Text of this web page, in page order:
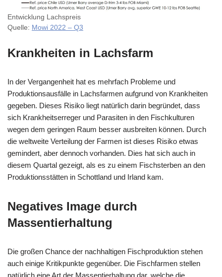
Entwicklung Lachspreis
Quelle: Mowi 2022 – Q3
Krankheiten in Lachsfarm
In der Vergangenheit hat es mehrfach Probleme und
Produktionsausfälle in Lachsfarmen aufgrund von Krankheiten
gegeben. Dieses Risiko liegt natürlich darin begründet, dass
sich Krankheitserreger und Parasiten in den Fischkulturen
wegen dem geringen Raum besser ausbreiten können. Durch
die weltweite Verteilung der Farmen ist dieses Risiko etwas
gemindert, aber dennoch vorhanden. Dies hat sich auch in
diesem Quartal gezeigt, als es zu einem Fischsterben an den
Produktionsstätten in Schottland und Irland kam.
Negatives Image durch
Massentierhaltung
Die großen Chance der nachhaltigen Fischproduktion stehen
auch einige Kritikpunkte gegenüber. Die Fischfarmen stellen